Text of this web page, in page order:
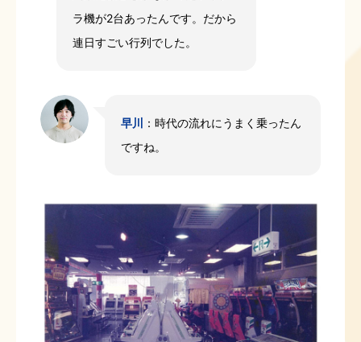
ラ機が2台あったんです。だから
連日すごい行列でした。
早川
：時代の流れにうまく乗ったん
ですね。